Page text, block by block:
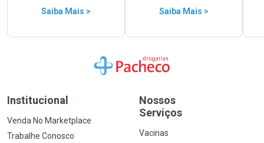
Saiba Mais > Saiba Mais >
Ir para a Home
Institucional
Venda No Marketplace
Trabalhe Conosco
Nossos
Serviços
Vacinas